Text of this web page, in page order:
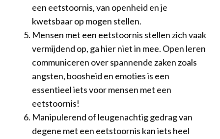
een eetstoornis, van openheid en je
kwetsbaar op mogen stellen.
Mensen met een eetstoornis stellen zich vaak
vermijdend op, ga hier niet in mee. Open leren
communiceren over spannende zaken zoals
angsten, boosheid en emoties is een
essentieel iets voor mensen met een
eetstoornis!
Manipulerend of leugenachtig gedrag van
degene met een eetstoornis kan iets heel